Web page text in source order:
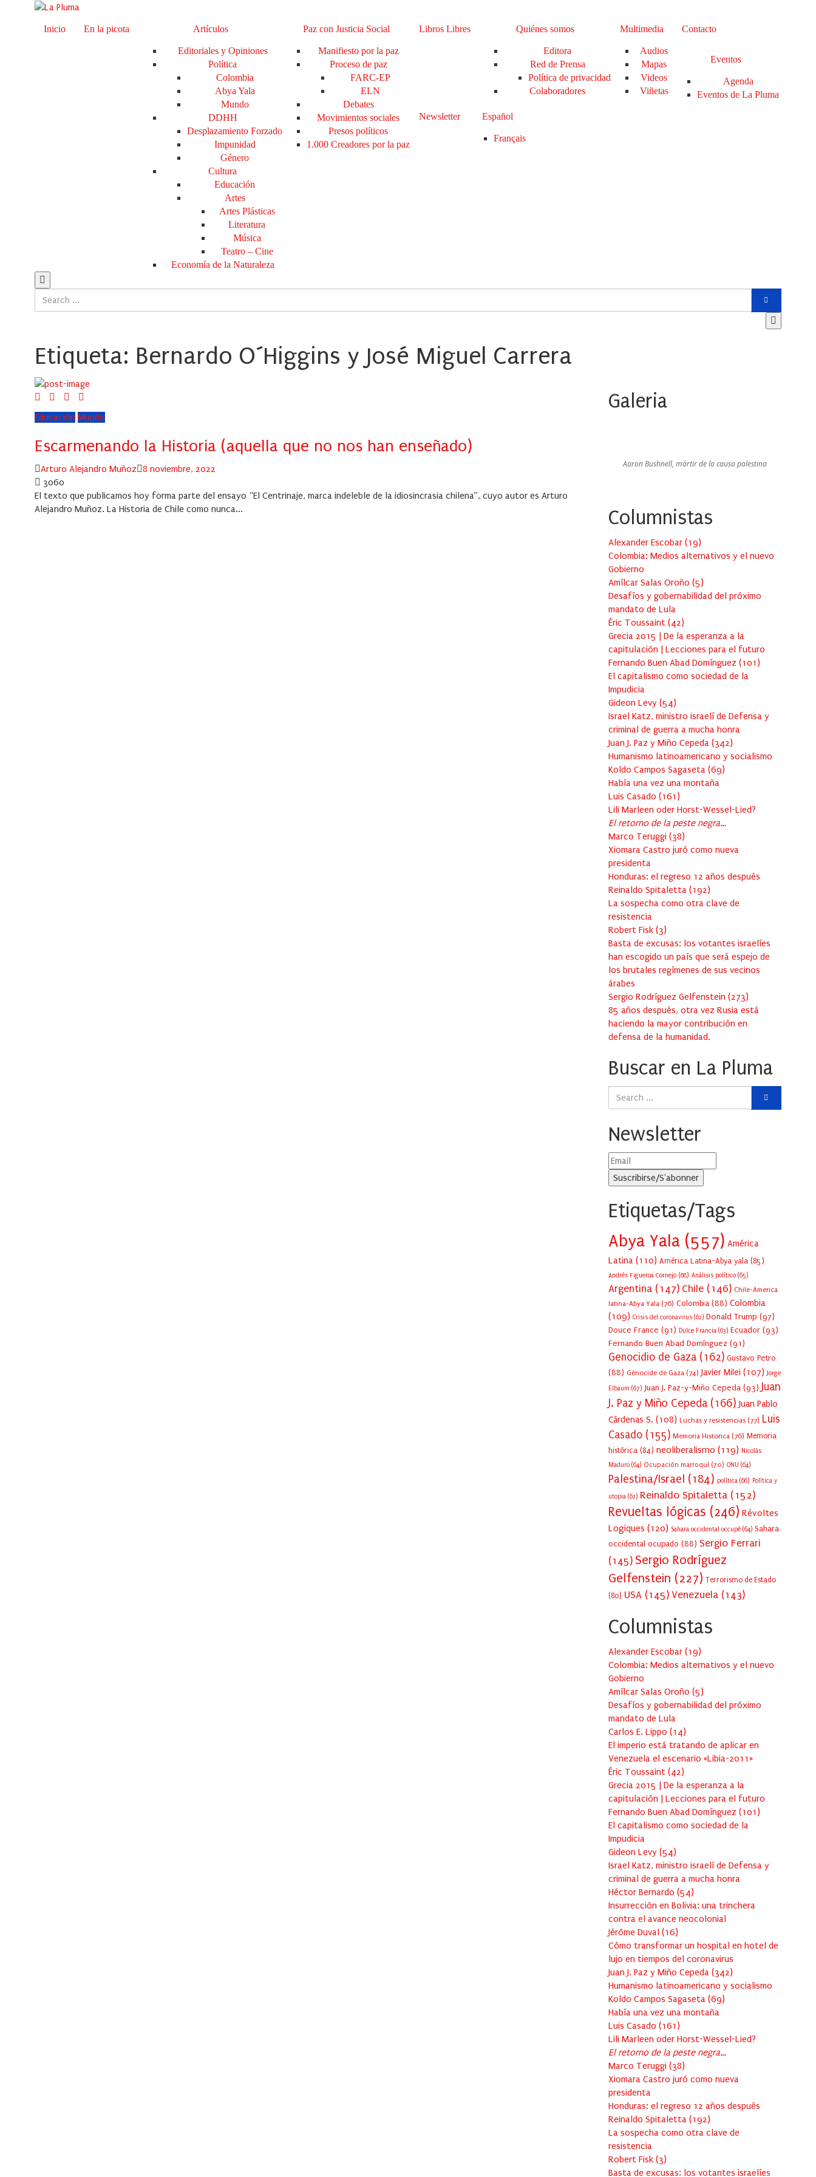
Inicio En la picota Artículos
Editoriales y Opiniones
Política
Colombia
Abya Yala
Mundo
DDHH
Desplazamiento Forzado
Impunidad
Género
Cultura
Educación
Artes
Artes Plásticas
Literatura
Música
Teatro – Cine
Economía de la Naturaleza
Paz con Justicia Social
Manifiesto por la paz
Proceso de paz
FARC-EP
ELN
Debates
Movimientos sociales
Presos políticos
1.000 Creadores por la paz
Libros Libres Quiénes somos
Editora
Red de Prensa
Política de privacidad
Colaboradores
Multimedia
Audios
Mapas
Videos
Viñetas
Contacto
Eventos
Agenda
Eventos de La Pluma
Newsletter Español
Français
Etiqueta: Bernardo O´Higgins y José Miguel Carrera
Educación Mundo
Escarmenando la Historia (aquella que no nos han enseñado)
Author
Arturo Alejandro Muñoz
Posted
8 noviembre, 2022
3060
El texto que publicamos hoy forma parte del ensayo “El Centrinaje, marca indeleble de la idiosincrasia chilena”, cuyo autor es Arturo
Alejandro Muñoz. La Historia de Chile como nunca...
Galeria
Aaron Bushnell, mártir de la causa palestina
Columnistas
Alexander Escobar (19)
Colombia: Medios alternativos y el nuevo
Gobierno
Amílcar Salas Oroño (5)
Desafíos y gobernabilidad del próximo
mandato de Lula
Éric Toussaint (42)
Grecia 2015 | De la esperanza a la
capitulación | Lecciones para el futuro
Fernando Buen Abad Domínguez (101 )
El capitalismo como sociedad de la
Impudicia
Gideon Levy (54)
Israel Katz, ministro israelí de Defensa y
criminal de guerra a mucha honra
Juan J. Paz y Miño Cepeda (342)
Humanismo latinoamericano y socialismo
Koldo Campos Sagaseta (69)
Había una vez una montaña
Luis Casado (161 )
Lili Marleen oder Horst-Wessel-Lied?
El retorno de la peste negra…
Marco Teruggi (38)
Xiomara Castro juró como nueva
presidenta
Honduras: el regreso 12 años después
Reinaldo Spitaletta (192)
La sospecha como otra clave de
resistencia
Robert Fisk (3)
Basta de excusas: los votantes israelíes
han escogido un país que será espejo de
los brutales regímenes de sus vecinos
árabes
Sergio Rodríguez Gelfenstein (273)
85 años después, otra vez Rusia está
haciendo la mayor contribución en
defensa de la humanidad.
Buscar en La Pluma
Newsletter
Etiquetas/Tags
Abya Yala (557) América
Latina (110) América Latina-Abya yala (85)
Andrés Figueroa Cornejo (68) Análisis político (65)
Argentina (147) Chile (146) Chile-America
latina-Abya Yala (76) Colombia (88) Colombia
(109) Crisis del coronavirus (62) Donald Trump (97)
Douce France (91) Dulce Francia (63) Ecuador (93)
Fernando Buen Abad Domínguez (91)
Genocidio de Gaza (162) Gustavo Petro
(88) Génocide de Gaza (74) Javier Milei (107) Jorge
Elbaum (67) Juan J. Paz-y-Miño Cepeda (93) Juan
J. Paz y Miño Cepeda (166) Juan Pablo
Cárdenas S. (108) Luchas y resistencias (77) Luis
Casado (155) Memoria Historica (76) Memoria
histórica (84) neoliberalismo (119) Nicolás
Maduro (64) Ocupación marroquí (70) ONU (64)
Palestina/Israel (184) política (66) Política y
utopia (62) Reinaldo Spitaletta (152)
Revueltas lógicas (246) Révoltes
Logiques (120) Sahara occidental occupé (64) Sahara
occidental ocupado (88) Sergio Ferrari
(145) Sergio Rodríguez
Gelfenstein (227) Terrorismo de Estado
(80) USA (145) Venezuela (143)
Columnistas
Alexander Escobar (19)
Colombia: Medios alternativos y el nuevo
Gobierno
Amílcar Salas Oroño (5)
Desafíos y gobernabilidad del próximo
mandato de Lula
Carlos E. Lippo (14)
El imperio está tratando de aplicar en
Venezuela el escenario «Libia-2011»
Éric Toussaint (42)
Grecia 2015 | De la esperanza a la
capitulación | Lecciones para el futuro
Fernando Buen Abad Domínguez (101 )
El capitalismo como sociedad de la
Impudicia
Gideon Levy (54)
Israel Katz, ministro israelí de Defensa y
criminal de guerra a mucha honra
Héctor Bernardo (54)
Insurrección en Bolivia: una trinchera
contra el avance neocolonial
Jérôme Duval (16)
Cómo transformar un hospital en hotel de
lujo en tiempos del coronavirus
Juan J. Paz y Miño Cepeda (342)
Humanismo latinoamericano y socialismo
Koldo Campos Sagaseta (69)
Había una vez una montaña
Luis Casado (161 )
Lili Marleen oder Horst-Wessel-Lied?
El retorno de la peste negra…
Marco Teruggi (38)
Xiomara Castro juró como nueva
presidenta
Honduras: el regreso 12 años después
Reinaldo Spitaletta (192)
La sospecha como otra clave de
resistencia
Robert Fisk (3)
Basta de excusas: los votantes israelíes